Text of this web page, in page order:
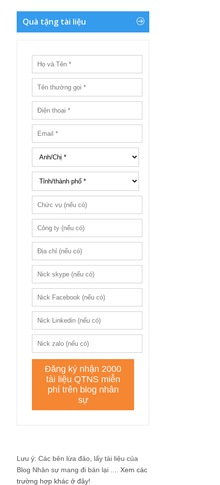
Quà tặng tài liệu
Lưu ý: Các bên lừa đảo, lấy tài liệu của
Blog Nhân sự mang đi bán lại .... Xem các
trường hợp khác ở đây!